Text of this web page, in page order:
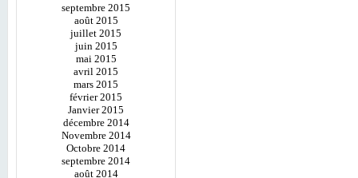
septembre 2015
août 2015
juillet 2015
juin 2015
mai 2015
avril 2015
mars 2015
février 2015
Janvier 2015
décembre 2014
Novembre 2014
Octobre 2014
septembre 2014
août 2014